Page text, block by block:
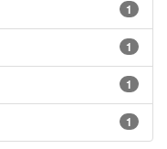
1
1
1
1